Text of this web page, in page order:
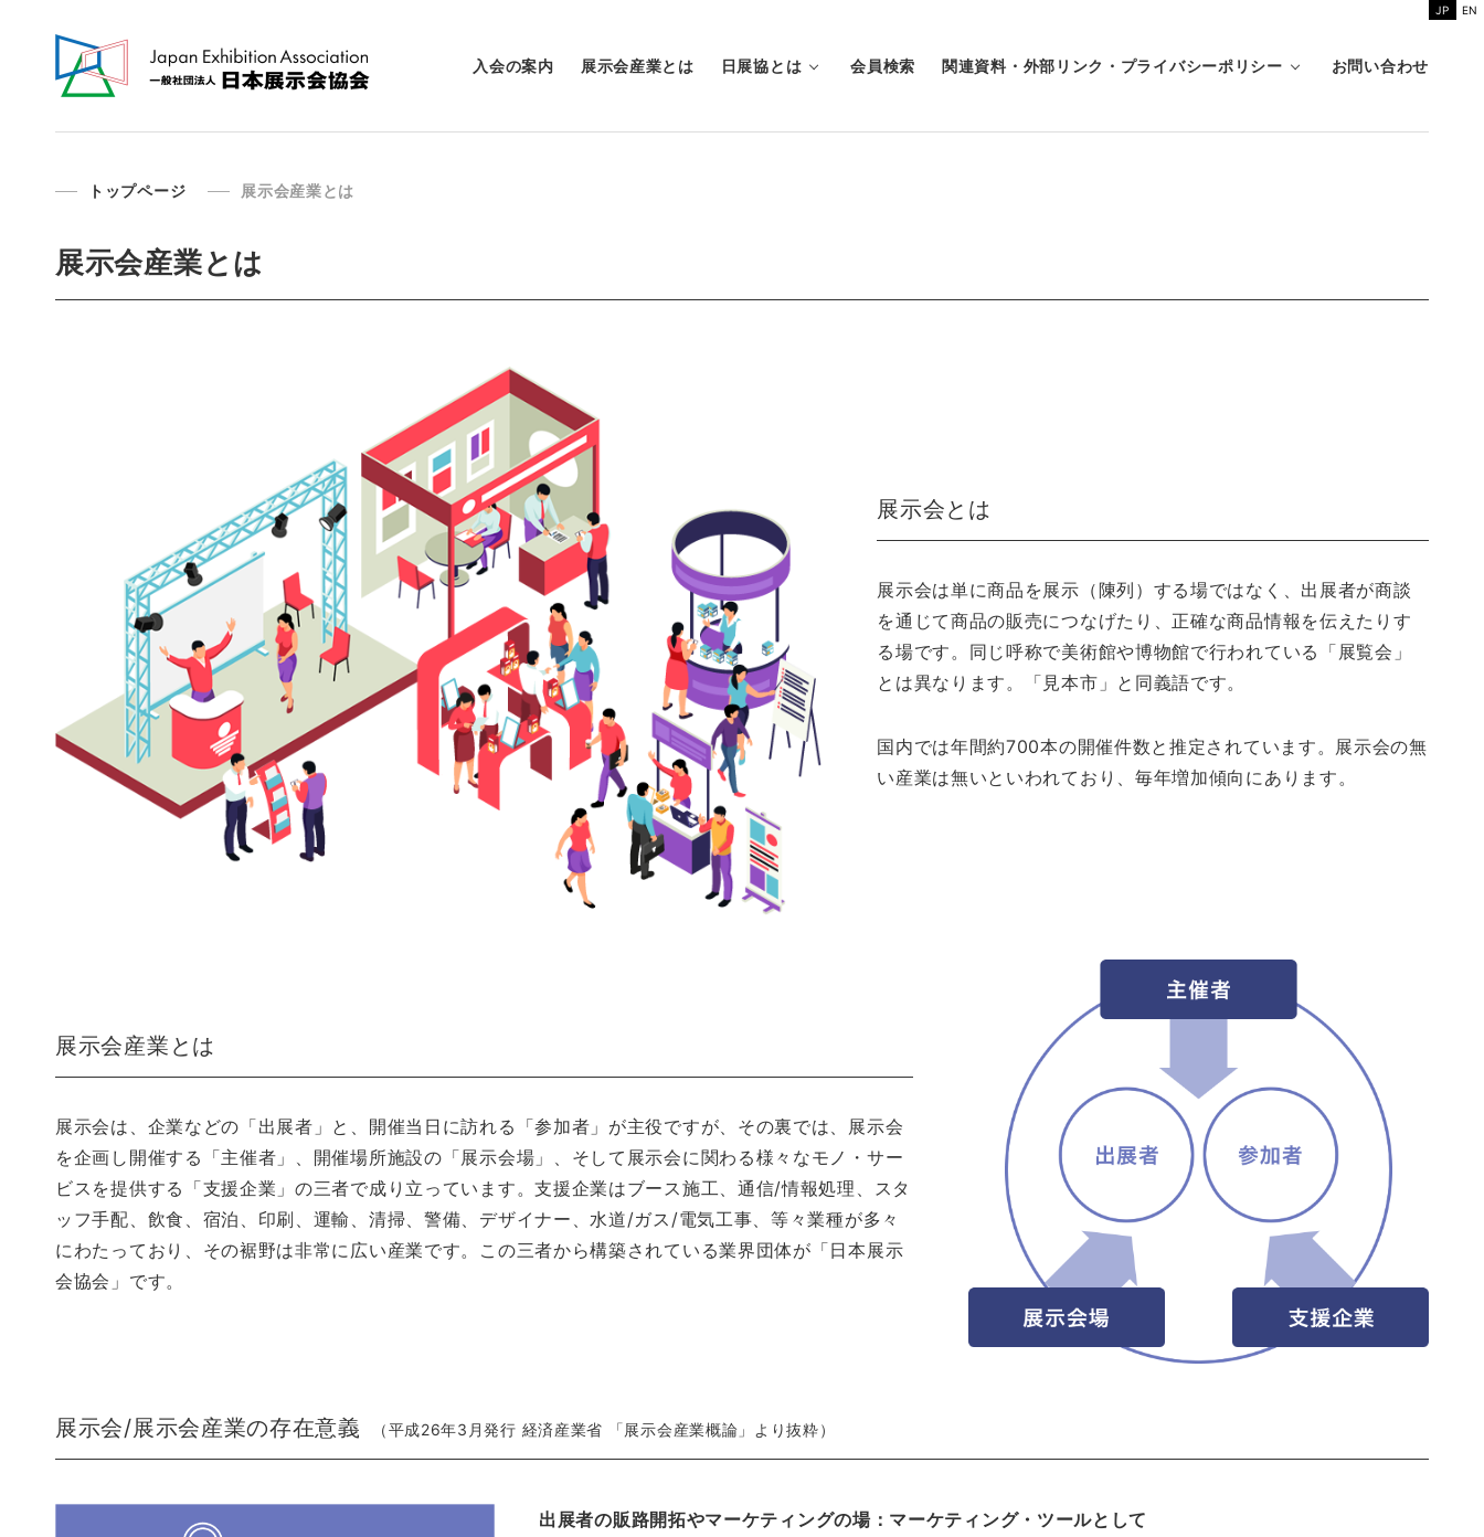
入会の案内 展示会産業とは 日展協とは 会員検索 関連資料・外部リンク・プライバシーポリシー お問い合わせ
JP EN
トップページ 展示会産業とは
展示会産業とは
展示会とは
展示会は単に商品を展示（陳列）する場ではなく、出展者が商談
を通じて商品の販売につなげたり、正確な商品情報を伝えたりす
る場です。同じ呼称で美術館や博物館で行われている「展覧会」
とは異なります。「見本市」と同義語です。
国内では年間約700本の開催件数と推定されています。展示会の無
い産業は無いといわれており、毎年増加傾向にあります。
展示会産業とは
展示会は、企業などの「出展者」と、開催当日に訪れる「参加者」が主役ですが、その裏では、展示会
を企画し開催する「主催者」、開催場所施設の「展示会場」、そして展示会に関わる様々なモノ・サー
ビスを提供する「支援企業」の三者で成り立っています。支援企業はブース施工、通信/情報処理、スタ
ッフ手配、飲食、宿泊、印刷、運輸、清掃、警備、デザイナー、水道/ガス/電気工事、等々業種が多々
にわたっており、その裾野は非常に広い産業です。この三者から構築されている業界団体が「日本展示
会協会」です。
展示会/展示会産業の存在意義 （平成26年3月発行 経済産業省 「展示会産業概論」より抜粋）
出展者の販路開拓やマーケティングの場：マーケティング・ツールとして